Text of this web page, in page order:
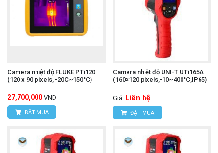
Camera nhiệt độ FLUKE PTi120
(120 x 90 pixels, -20C~150°C)
27,700,000 VND
ĐẶT MUA
Camera nhiệt độ UNI-T UTi165A
(160×120 pixels,-10~400°C,IP65)
Giá: Liên hệ
ĐẶT MUA